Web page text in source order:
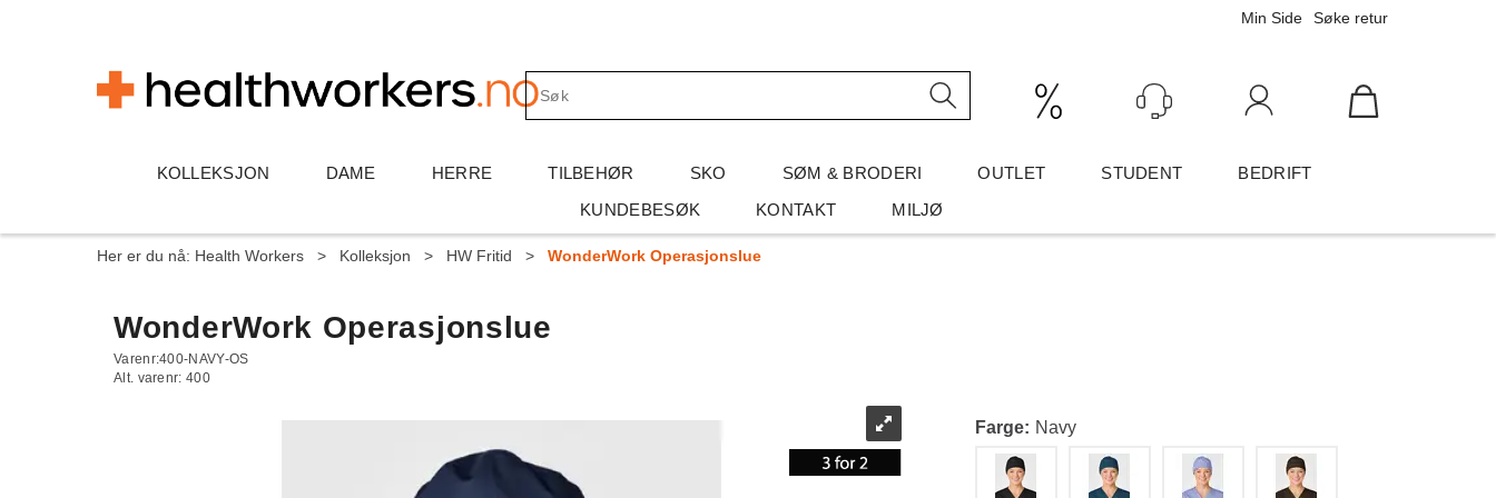
Søke retur
Min Side
KOLLEKSJON DAME HERRE TILBEHØR SKO SØM & BRODERI OUTLET STUDENT
BEDRIFT
KUNDEBESØK
KONTAKT MILJØ
Her er du nå: Health Workers > Kolleksjon > HW Fritid > WonderWork Operasjonslue
WonderWork Operasjonslue
Varenr:400-NAVY-OS
Alt. varenr: 400
Farge Navy